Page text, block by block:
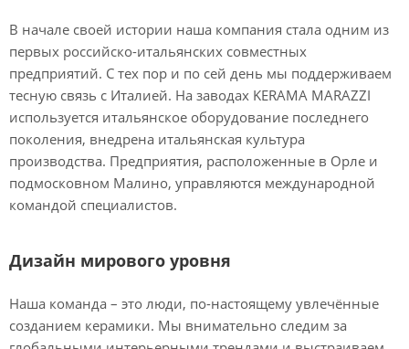
В начале своей истории наша компания стала одним из
первых российско-итальянских совместных
предприятий. С тех пор и по сей день мы поддерживаем
тесную связь с Италией. На заводах KERAMA MARAZZI
используется итальянское оборудование последнего
поколения, внедрена итальянская культура
производства. Предприятия, расположенные в Орле и
подмосковном Малино, управляются международной
командой специалистов.
Дизайн мирового уровня
Наша команда – это люди, по-настоящему увлечённые
созданием керамики. Мы внимательно следим за